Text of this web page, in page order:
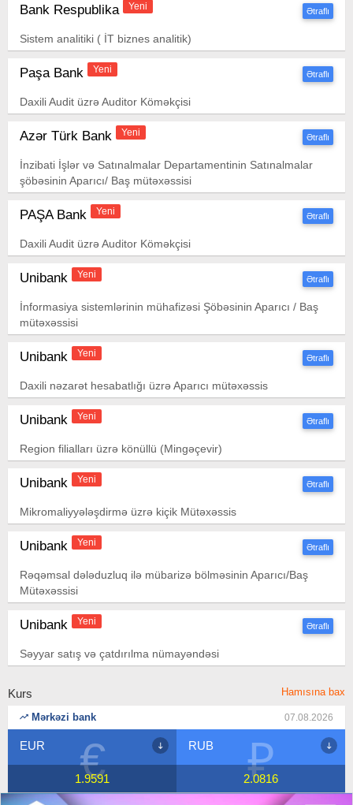
Bank Respublika Yeni Ətraflı
Sistem analitiki ( İT biznes analitik)
Paşa Bank Yeni Ətraflı
Daxili Audit üzrə Auditor Köməkçisi
Azər Türk Bank Yeni Ətraflı
İnzibati İşlər və Satınalmalar Departamentinin Satınalmalar
şöbəsinin Aparıcı/ Baş mütəxəssisi
PAŞA Bank Yeni Ətraflı
Daxili Audit üzrə Auditor Köməkçisi
Unibank Yeni Ətraflı
İnformasiya sistemlərinin mühafizəsi Şöbəsinin Aparıcı / Baş
mütəxəssisi
Unibank Yeni Ətraflı
Daxili nəzarət hesabatlığı üzrə Aparıcı mütəxəssis
Unibank Yeni Ətraflı
Region filialları üzrə könüllü (Mingəçevir)
Unibank Yeni Ətraflı
Mikromaliyyələşdirmə üzrə kiçik Mütəxəssis
Unibank Yeni Ətraflı
Rəqəmsal dələduzluq ilə mübarizə bölməsinin Aparıcı/Baş
Mütəxəssisi
Unibank Yeni Ətraflı
Səyyar satış və çatdırılma nümayəndəsi
Kurs Hamısına bax
Mərkəzi bank 07.08.2026
€
EUR
1.9591 ₽
RUB
2.0816